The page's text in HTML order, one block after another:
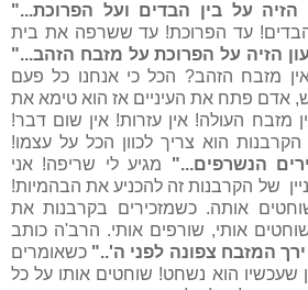
הזיה על בין הבדים ועל הפרוכת..."
הבדים! עד הפרוכת! עד ששרפה את בית
הזיה על הפרוכת על מזבח הזהב..."
מזבח הזהב? הכל כי אנחנו כל פעם
אדם פתח את העיניים אז הוא טימא את
מזבח העולה! אין עזרות! אין שום דבר!
הוא צריך לכוון הכל על עצמו!
הנשרפים..." מגיע לי שריפה! אני
של הקרבנות זה להכניע את הבהמיות!
אותה. כשמזכירים בקרבנות את
אותי, שורפים אותי. הרב'ה כותב
המזבח צפונה לפני ה'.." כשאומרים
שעכשיו הוא נשחט! שוחטים אותו על כל